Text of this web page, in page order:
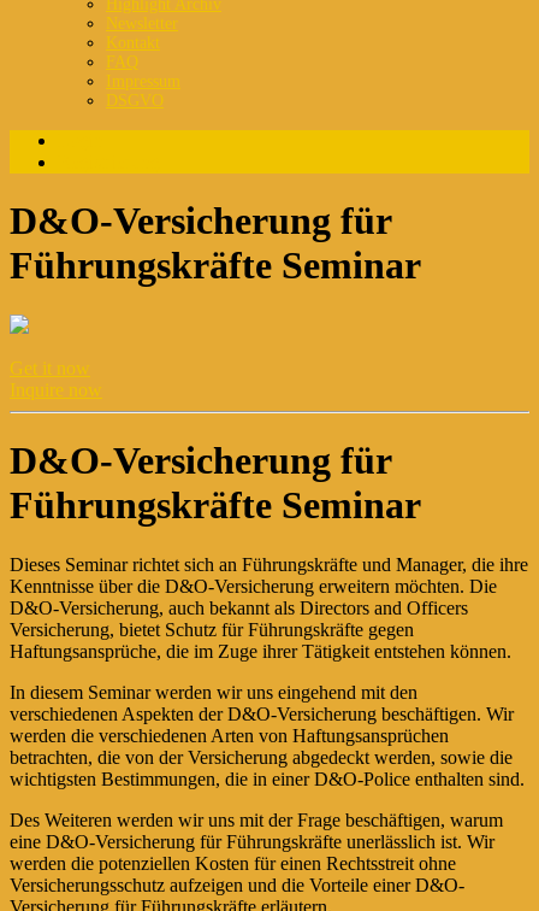
Highlight Archiv
Newsletter
Kontakt
FAQ
Impressum
DSGVO
D&O-Versicherung für
Führungskräfte Seminar
Get it now
Inquire now
D&O-Versicherung für
Führungskräfte Seminar
Dieses Seminar richtet sich an Führungskräfte und Manager, die ihre
Kenntnisse über die D&O-Versicherung erweitern möchten. Die
D&O-Versicherung, auch bekannt als Directors and Officers
Versicherung, bietet Schutz für Führungskräfte gegen
Haftungsansprüche, die im Zuge ihrer Tätigkeit entstehen können.
In diesem Seminar werden wir uns eingehend mit den
verschiedenen Aspekten der D&O-Versicherung beschäftigen. Wir
werden die verschiedenen Arten von Haftungsansprüchen
betrachten, die von der Versicherung abgedeckt werden, sowie die
wichtigsten Bestimmungen, die in einer D&O-Police enthalten sind.
Des Weiteren werden wir uns mit der Frage beschäftigen, warum
eine D&O-Versicherung für Führungskräfte unerlässlich ist. Wir
werden die potenziellen Kosten für einen Rechtsstreit ohne
Versicherungsschutz aufzeigen und die Vorteile einer D&O-
Versicherung für Führungskräfte erläutern.